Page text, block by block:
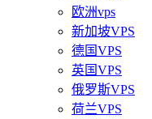
欧洲vps
新加坡VPS
德国VPS
英国VPS
俄罗斯VPS
荷兰VPS